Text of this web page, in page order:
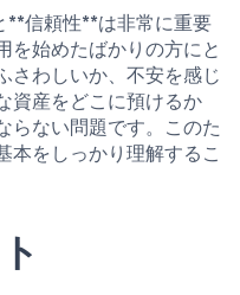
**信頼性**は非常に重要
を始めたばかりの方にと
さわしいか、不安を感じ
資産をどこに預けるか
らない問題です。このた
本をしっかり理解するこ